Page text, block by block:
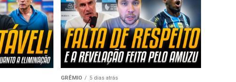
GRÊMIO 5 dias atrás